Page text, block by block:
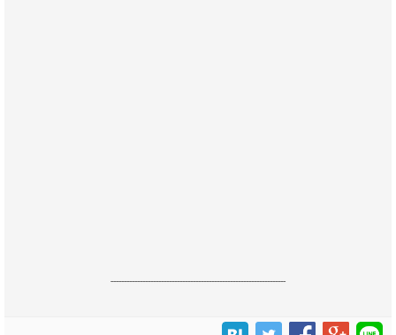
------------------------------------------------------------------